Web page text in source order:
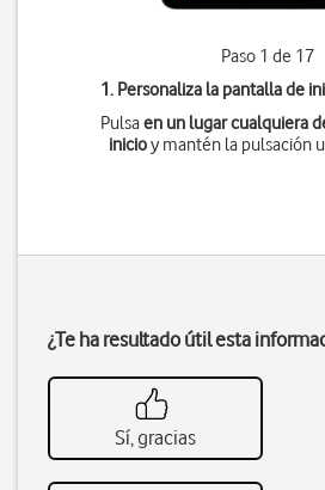
Paso 1 de 17
1. Personaliza la pantalla de
Pulsaen un lugar cualquiera
inicioy mantén la pulsación
¿Te ha resultado útil esta
Sí, gracias